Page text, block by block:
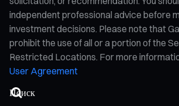
independent professional advice before
investment decisions. Please note that
prohibit the use of all or a portion of the
Restricted Locations. For more
User Agreement